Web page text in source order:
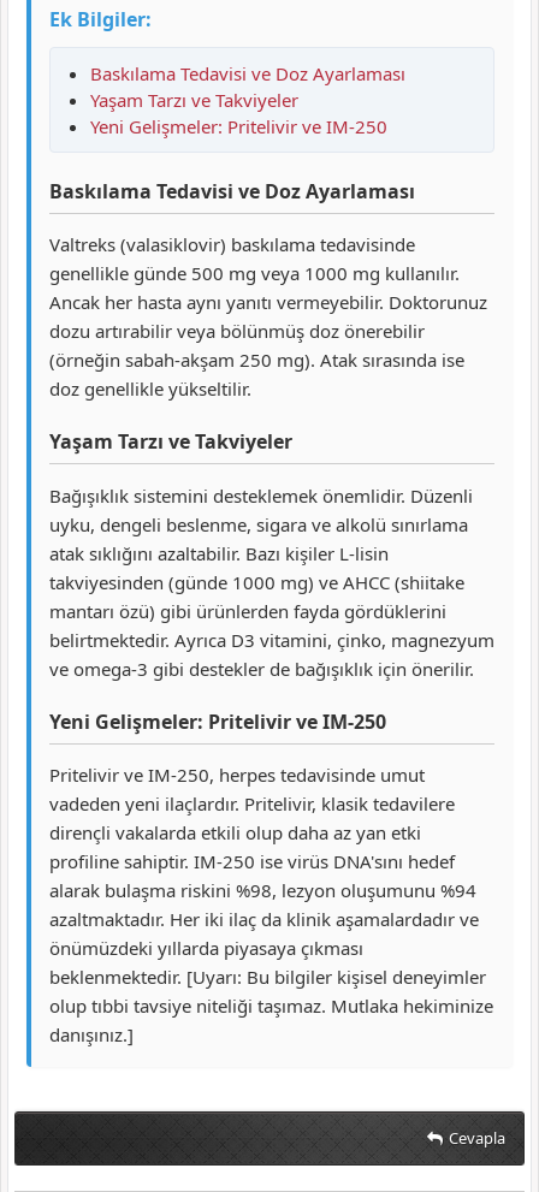
Ek Bilgiler:
Baskılama Tedavisi ve Doz Ayarlaması
Yaşam Tarzı ve Takviyeler
Yeni Gelişmeler: Pritelivir ve IM-250
Baskılama Tedavisi ve Doz Ayarlaması
Valtreks (valasiklovir) baskılama tedavisinde
genellikle günde 500 mg veya 1000 mg kullanılır.
Ancak her hasta aynı yanıtı vermeyebilir. Doktorunuz
dozu artırabilir veya bölünmüş doz önerebilir
(örneğin sabah-akşam 250 mg). Atak sırasında ise
doz genellikle yükseltilir.
Yaşam Tarzı ve Takviyeler
Bağışıklık sistemini desteklemek önemlidir. Düzenli
uyku, dengeli beslenme, sigara ve alkolü sınırlama
atak sıklığını azaltabilir. Bazı kişiler L-lisin
takviyesinden (günde 1000 mg) ve AHCC (shiitake
mantarı özü) gibi ürünlerden fayda gördüklerini
belirtmektedir. Ayrıca D3 vitamini, çinko, magnezyum
ve omega-3 gibi destekler de bağışıklık için önerilir.
Yeni Gelişmeler: Pritelivir ve IM-250
Pritelivir ve IM-250, herpes tedavisinde umut
vadeden yeni ilaçlardır. Pritelivir, klasik tedavilere
dirençli vakalarda etkili olup daha az yan etki
profiline sahiptir. IM-250 ise virüs DNA'sını hedef
alarak bulaşma riskini %98, lezyon oluşumunu %94
azaltmaktadır. Her iki ilaç da klinik aşamalardadır ve
önümüzdeki yıllarda piyasaya çıkması
beklenmektedir. [Uyarı: Bu bilgiler kişisel deneyimler
olup tıbbi tavsiye niteliği taşımaz. Mutlaka hekiminize
danışınız.]
Cevapla